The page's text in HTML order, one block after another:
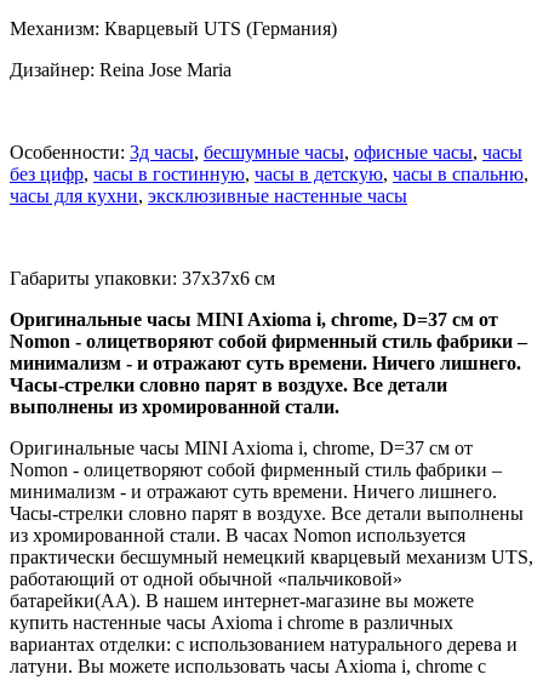
Механизм: Кварцевый UTS (Германия)
Дизайнер: Reina Jose Maria
Особенности: 3д часы, бесшумные часы, офисные часы, часы
без цифр, часы в гостинную, часы в детскую, часы в спальню,
часы для кухни, эксклюзивные настенные часы
Габариты упаковки: 37x37x6 см
Оригинальные часы MINI Axioma i, chrome, D=37 см от
Nomon - олицетворяют собой фирменный стиль фабрики –
минимализм - и отражают суть времени. Ничего лишнего.
Часы-стрелки словно парят в воздухе. Все детали
выполнены из хромированной стали.
Оригинальные часы MINI Axioma i, chrome, D=37 см от
Nomon - олицетворяют собой фирменный стиль фабрики –
минимализм - и отражают суть времени. Ничего лишнего.
Часы-стрелки словно парят в воздухе. Все детали выполнены
из хромированной стали. В часах Nomon используется
практически бесшумный немецкий кварцевый механизм UTS,
работающий от одной обычной «пальчиковой»
батарейки(AA). В нашем интернет-магазине вы можете
купить настенные часы Axioma i chrome в различных
вариантах отделки: с использованием натурального дерева и
латуни. Вы можете использовать часы Axioma i, chrome с